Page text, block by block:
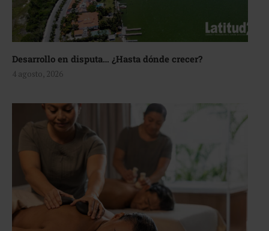
Desarrollo en disputa… ¿Hasta dónde crecer?
4 agosto, 2026